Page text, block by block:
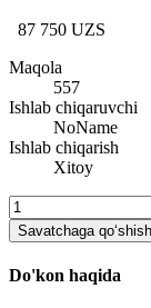
87 750 UZS
Maqola
557
Ishlab chiqaruvchi
NoName
Ishlab chiqarish
Xitoy
Savatchaga qo‘shish
Do'kon haqida